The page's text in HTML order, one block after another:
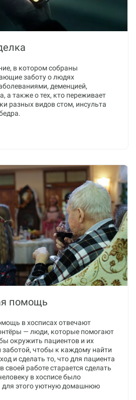
в котором собраны
заботу о людях
деменцией,
а также о тех, кто переживает
разных видов стом, инсульта
помощь
в хосписах отвечают
— люди, которые помогают
окружить пациентов и их
чтобы к каждому найти
и сделать то, что для пациента
работе старается сделать
в хосписе было
для этого уютную домашнюю